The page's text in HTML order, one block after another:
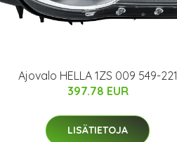
Ajovalo HELLA 1ZS 009 549-221
397.78 EUR
LISÄTIETOJA